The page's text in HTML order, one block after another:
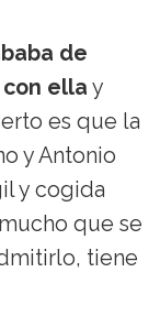
de
ella y
es que la
y Antonio
y cogida
que se
tiene